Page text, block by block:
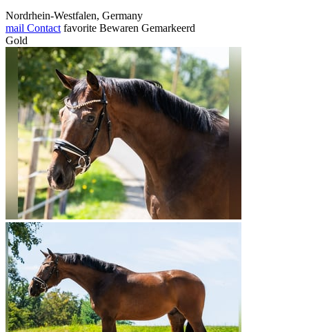
Nordrhein‑Westfalen, Germany
mail Contact favorite Bewaren Gemarkeerd
Gold